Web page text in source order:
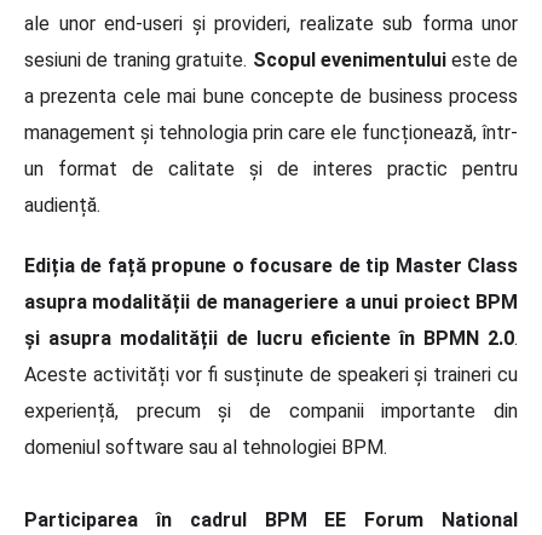
ale unor end-useri și provideri, realizate sub forma unor
sesiuni de traning gratuite. Scopul evenimentuluieste de
a prezenta cele mai bune concepte de business process
management și tehnologia prin care ele funcționează, într-
un format de calitate și de interes practic pentru
audiență.
Ediția de față propune o focusare de tip Master Class
asupra modalității de manageriere a unui proiect BPM
și asupra modalității de lucru eficiente în BPMN 2.0.
Aceste activități vor fi susținute de speakeri și traineri cu
experiență, precum și de companii importante din
domeniul software sau al tehnologiei BPM.
Participarea în cadrul BPM EE Forum National